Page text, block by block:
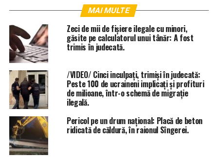
MAI MULTE
Zeci de mii de fișiere ilegale cu minori,
găsite pe calculatorul unui tânăr: A fost
trimis în judecată.
/VIDEO/ Cinci inculpați, trimiși în judecată:
Peste 100 de ucraineni implicați și profituri
de milioane, într-o schemă de migrație
ilegală.
Pericol pe un drum național: Placă de beton
ridicată de căldură, în raionul Sîngerei.